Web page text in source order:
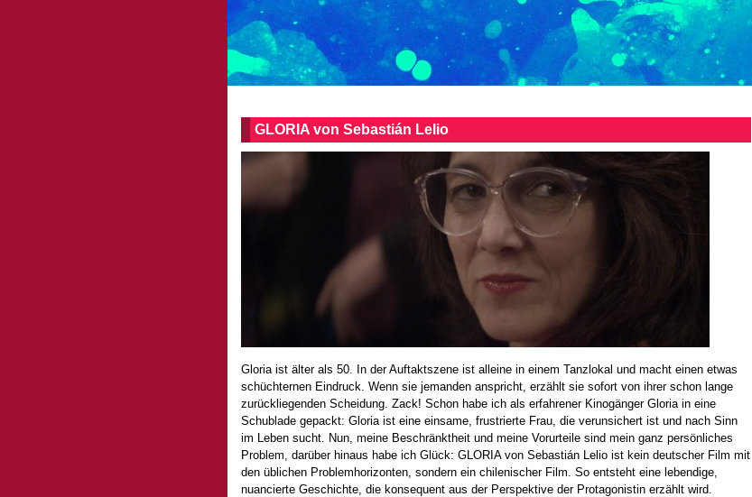
GLORIA von Sebastián Lelio
Gloria ist älter als 50. In der Auftaktszene ist alleine in einem Tanzlokal und macht einen etwas
schüchternen Eindruck. Wenn sie jemanden anspricht, erzählt sie sofort von ihrer schon lange
zurückliegenden Scheidung. Zack! Schon habe ich als erfahrener Kinogänger Gloria in eine
Schublade gepackt: Gloria ist eine einsame, frustrierte Frau, die verunsichert ist und nach Sinn
im Leben sucht. Nun, meine Beschränktheit und meine Vorurteile sind mein ganz persönliches
Problem, darüber hinaus habe ich Glück: GLORIA von Sebastián Lelio ist kein deutscher Film mit
den üblichen Problemhorizonten, sondern ein chilenischer Film. So entsteht eine lebendige,
nuancierte Geschichte, die konsequent aus der Perspektive der Protagonistin erzählt wird.